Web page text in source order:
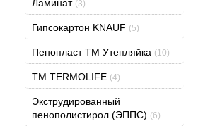
Ламинат (3)
Гипсокартон KNAUF (5)
Пенопласт ТМ Утепляйка (10)
TM TERMOLIFE (4)
Экструдированный
пенополистирол (ЭППС) (6)